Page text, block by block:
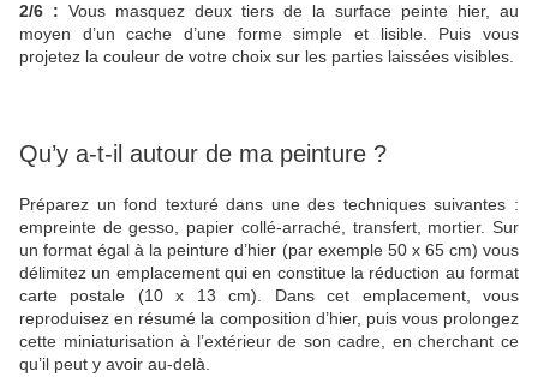
2/6 : Vous masquez deux tiers de la surface peinte hier, au
moyen d’un cache d’une forme simple et lisible. Puis vous
projetez la couleur de votre choix sur les parties laissées visibles.
Qu’y a-t-il autour de ma peinture ?
Préparez un fond texturé dans une des techniques suivantes :
empreinte de gesso, papier collé-arraché, transfert, mortier. Sur
un format égal à la peinture d’hier (par exemple 50 x 65 cm) vous
délimitez un emplacement qui en constitue la réduction au format
carte postale (10 x 13 cm). Dans cet emplacement, vous
reproduisez en résumé la composition d’hier, puis vous prolongez
cette miniaturisation à l’extérieur de son cadre, en cherchant ce
qu’il peut y avoir au-delà.